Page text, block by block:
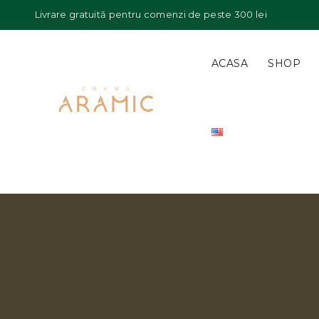
Livrare gratuită pentru comenzi de peste 300 lei
ACASA SHOP